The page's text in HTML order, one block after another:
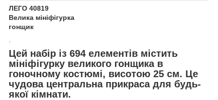
ЛЕГО 40819
Велика мініфігурка
гонщик
Цей набір із 694 елементів містить
мініфігурку великого гонщика в
гоночному костюмі, висотою 25 см. Це
чудова центральна прикраса для будь-
якої кімнати.